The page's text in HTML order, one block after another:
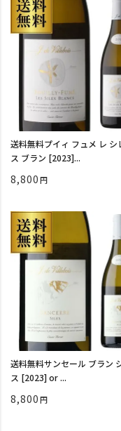
送料無料プイィ フュメ レ シ
ス ブラン [2023]...
8,800
送料無料サンセール ブラン
ス [2023] or ...
8,800